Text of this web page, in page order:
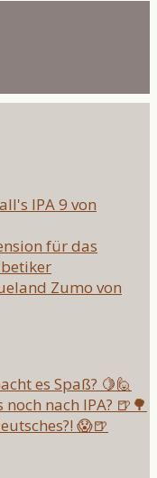
IPA 9 von
für das
Zumo von
es Spaß? 🍋🙋
nach IPA? 🍺🌳
😱🍺